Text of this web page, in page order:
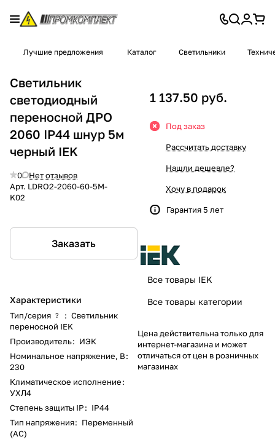
Лучшие предложения Каталог Светильники
Светильник
светодиодный
переносной ДРО
2060 IP44 шнур 5м
черный IEK
0
Нет отзывов
Арт. LDRO2-2060-60-5M-
K02
Заказать
Характеристики
Тип/серия ? : Светильник
переносной IEK
Производитель: ИЭК
Номинальное напряжение, В:
230
Климатическое исполнение:
УХЛ4
Степень защиты IP: IP44
Тип напряжения: Переменный
(AC)
1 137.50 руб.
Под заказ
Рассчитать доставку
Нашли дешевле?
Хочу в подарок
Гарантия 5 лет
Все товары IEK
Все товары категории
Цена действительна только для
интернет-магазина и может
отличаться от цен в розничных
магазинах